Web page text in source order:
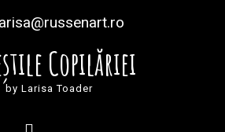
Copilăriei
by Larisa Toader